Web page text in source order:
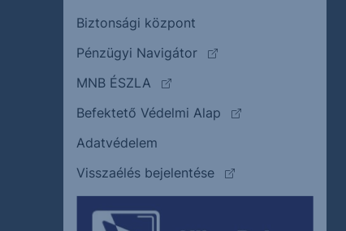
Biztonsági központ
Pénzügyi Navigátor
(külső oldalra ugrik)
MNB ÉSZLA
(külső oldalra ugrik)
Befektető Védelmi Alap
(külső oldalra
Adatvédelem
Visszaélés bejelentése
(külső oldalra ugrik)